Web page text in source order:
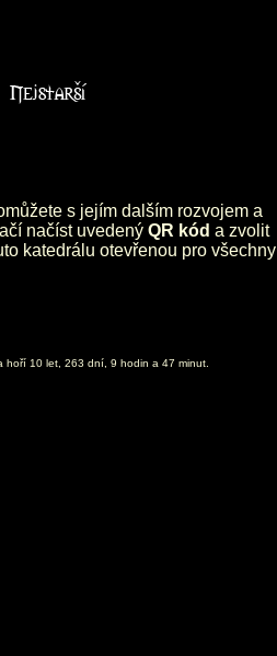
s jejím dalším rozvojem a
načíst uvedený QR kód a zvolit
katedrálu otevřenou pro všechny
hoří 10 let, 263 dní, 9 hodin a 47 minut.